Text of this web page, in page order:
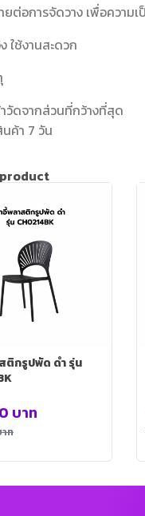
ยต่อการจัดวาง เพื่อความ
ใช้งานสะดวก
วัดจากส่วนที่กว้างที่สุด
ค้า 7 วัน
รูปพัด ดำ รุ่น
ท
บาท